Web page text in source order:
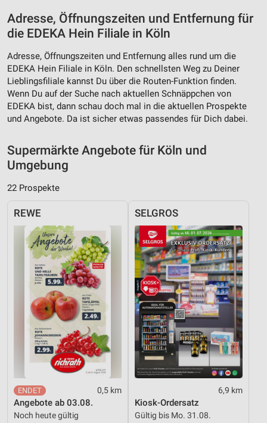
Adresse, Öffnungszeiten und Entfernung für
die EDEKA Hein Filiale in Köln
Adresse, Öffnungszeiten und Entfernung alles rund um die
EDEKA Hein Filiale in Köln. Den schnellsten Weg zu Deiner
Lieblingsfiliale kannst Du über die Routen-Funktion finden.
Wenn Du auf der Suche nach aktuellen Schnäppchen von
EDEKA bist, dann schau doch mal in die aktuellen Prospekte
und Angebote. Da ist sicher etwas passendes für Dich dabei.
Supermärkte Angebote für Köln und
Umgebung
22 Prospekte
REWE
0,5 km
Angebote ab 03.08.
Noch heute gültig
SELGROS
6,9 km
Kiosk-Ordersatz
Gültig bis Mo. 31.08.